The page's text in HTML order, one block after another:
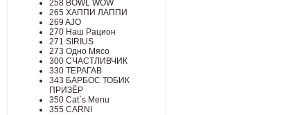
258 BOWL WOW
265 ХАППИ ЛАППИ
269 AJO
270 Наш Рацион
271 SIRIUS
273 Одно Мясо
300 СЧАСТЛИВЧИК
330 ТЕРАГАВ
343 БАРБОС ТОБИК
ПРИЗЁР
350 Cat`s Menu
355 CARNI